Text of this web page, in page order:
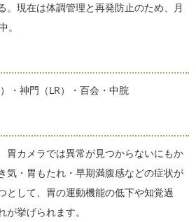
。現在は体調管理と再発防止のため、月
。
・神門（LR）・百会・中脘
胃カメラでは異常が見つからないにもか
気・胃もたれ・早期満腹感などの症状が
として、胃の運動機能の低下や知覚過
挙げられます。